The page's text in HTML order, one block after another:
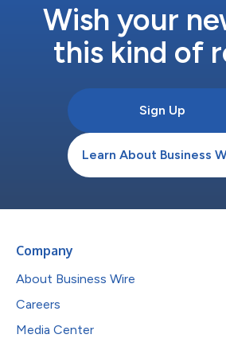
Wish your
this kind of
Sign Up
Learn About Business
Company
About Business Wire
Careers
Media Center